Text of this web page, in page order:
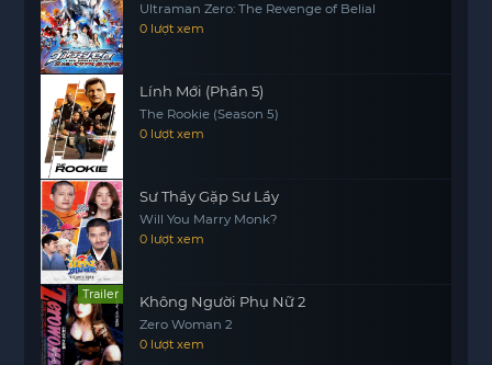
Bộ phim khuyến khích mọi người
theo đuổi đam mê, dù có phải đối mặt với những
khó khăn và thử thách. Nó nhấn mạnh tầm quan
trọng của việc lắng nghe bản thân và không
ngừng vươn lên, ngay cả khi xung quanh có nhiều
rào cản.
Với những thông điệp sâu sắc và cảm động, Tiếng
Hát Trong Thinh Lặng chắc chắn sẽ để lại ấn
tượng mạnh mẽ trong lòng khán giả.
Ultraman Zero: The Revenge of Belial
0 lượt xem
Lính Mới (Phần 5)
The Rookie (Season 5)
0 lượt xem
Sư Thầy Gặp Sư Lầy
Will You Marry Monk?
0 lượt xem
Trailer Không Người Phụ Nữ 2
Zero Woman 2
0 lượt xem